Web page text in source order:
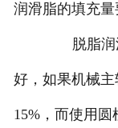
润滑脂的填充量
脱脂润滑
好，如果机械
15%，而使用圆